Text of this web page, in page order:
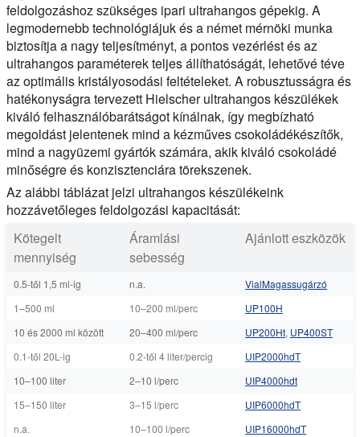
feldolgozáshoz szükséges ipari ultrahangos gépekig. A
legmodernebb technológiájuk és a német mérnöki munka
biztosítja a nagy teljesítményt, a pontos vezérlést és az
ultrahangos paraméterek teljes állíthatóságát, lehetővé téve
az optimális kristályosodási feltételeket. A robusztusságra és
hatékonyságra tervezett Hielscher ultrahangos készülékek
kiváló felhasználóbarátságot kínálnak, így megbízható
megoldást jelentenek mind a kézműves csokoládékészítők,
mind a nagyüzemi gyártók számára, akik kiváló csokoládé
minőségre és konzisztenciára törekszenek.
Az alábbi táblázat jelzi ultrahangos készülékeink
hozzávetőleges feldolgozási kapacitását:
Kötegelt
mennyiség
Áramlási
sebesség
Ajánlott eszközök
0.5-től 1,5 ml-ig n.a.
VialMagassugárzó
1–500 ml
10–200 ml/perc
UP100H
10 és 2000 ml között
20–400 ml/perc UP200Ht, UP400ST
0.1-től 20L-ig
0.2-től 4 liter/percig
UIP2000hdT
10–100 liter
2–10 l/perc
UIP4000hdt
15–150 liter
3–15 l/perc
UIP6000hdT
n.a.
10–100 l/perc
UIP16000hdT